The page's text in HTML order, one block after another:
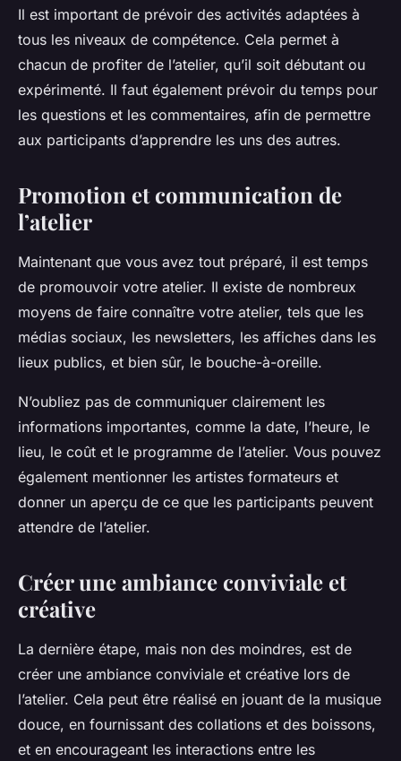
Il est important de prévoir des activités adaptées à
tous les niveaux de compétence. Cela permet à
chacun de profiter de l’atelier, qu’il soit débutant ou
expérimenté. Il faut également prévoir du temps pour
les questions et les commentaires, afin de permettre
aux participants d’apprendre les uns des autres.
Promotion et communication de
l’atelier
Maintenant que vous avez tout préparé, il est temps
de promouvoir votre atelier. Il existe de nombreux
moyens de faire connaître votre atelier, tels que les
médias sociaux, les newsletters, les affiches dans les
lieux publics, et bien sûr, le bouche-à-oreille.
N’oubliez pas de communiquer clairement les
informations importantes, comme la date, l’heure, le
lieu, le coût et le programme de l’atelier. Vous pouvez
également mentionner les artistes formateurs et
donner un aperçu de ce que les participants peuvent
attendre de l’atelier.
Créer une ambiance conviviale et
créative
La dernière étape, mais non des moindres, est de
créer une ambiance conviviale et créative lors de
l’atelier. Cela peut être réalisé en jouant de la musique
douce, en fournissant des collations et des boissons,
et en encourageant les interactions entre les